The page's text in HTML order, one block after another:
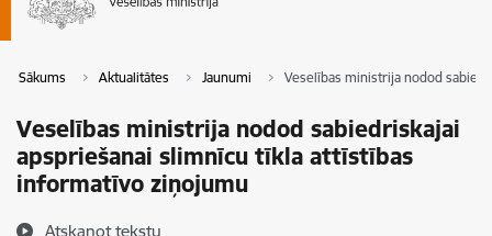
Sākums Aktualitātes Jaunumi Veselības ministrija nodod
Veselības ministrija nodod sabiedriskajai
apspriešanai slimnīcu tīkla attīstības
informatīvo ziņojumu
Atskaņot tekstu